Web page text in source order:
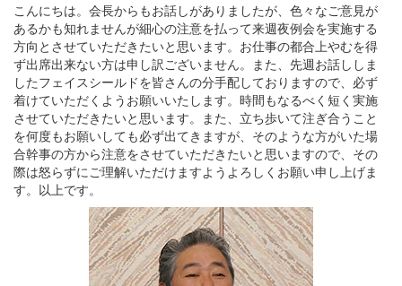
こんにちは。会長からもお話しがありましたが、色々なご意見が
あるかも知れませんが細心の注意を払って来週夜例会を実施する
方向とさせていただきたいと思います。お仕事の都合上やむを得
ず出席出来ない方は申し訳ございません。また、先週お話ししま
したフェイスシールドを皆さんの分手配しておりますので、必ず
着けていただくようお願いいたします。時間もなるべく短く実施
させていただきたいと思います。また、立ち歩いて注ぎ合うこと
を何度もお願いしても必ず出てきますが、そのような方がいた場
合幹事の方から注意をさせていただきたいと思いますので、その
際は怒らずにご理解いただけますようよろしくお願い申し上げま
す。以上です。